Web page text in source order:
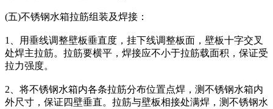
(五)不锈钢水箱拉筋组装及焊接：
1、用垂线调整壁板垂直度，挂下线调整板面，壁板十字交叉
处焊主拉筋。拉筋要横平，焊接应不小于拉筋载面积，保证受
拉力强度。
2、将不锈钢水箱内各条拉筋分布位置点焊，测不锈钢水箱内
外尺寸，保证四壁垂直。拉筋与壁板相接处满焊，测不锈钢水